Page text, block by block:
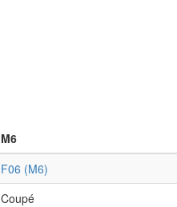
M6
F06 (M6)
Coupé